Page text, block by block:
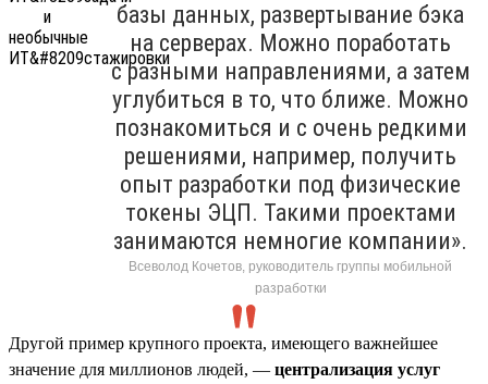
базы данных, развертывание бэка
на серверах. Можно поработать
с разными направлениями, а затем
углубиться в то, что ближе. Можно
познакомиться и с очень редкими
решениями, например, получить
опыт разработки под физические
токены ЭЦП. Такими проектами
занимаются немногие компании».
Всеволод Кочетов, руководитель группы мобильной
разработки
Другой пример крупного проекта, имеющего важнейшее
значение для миллионов людей, — централизация услуг